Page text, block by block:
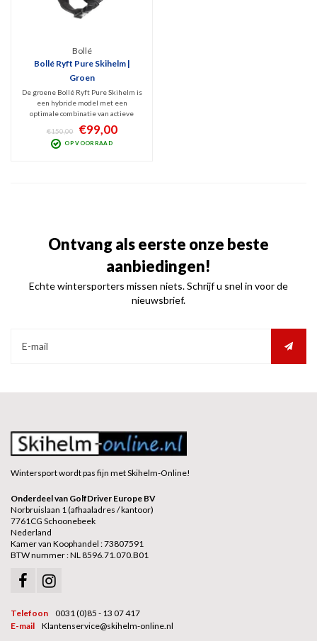
Bollé
Bollé Ryft Pure Skihelm |
Groen
De groene Bollé Ryft Pure Skihelm is
een hybride model met een
optimale combinatie van actieve
ventilatie, stoer design en
veiligheid. Geschikt voor zowel
allround skiërs als snowboarders die
€150,00 €99,00
OP VOORRAAD
Ontvang als eerste onze beste
aanbiedingen!
Echte wintersporters missen niets. Schrijf u snel in voor de
nieuwsbrief.
Wintersport wordt pas fijn met Skihelm-Online!
Onderdeel van GolfDriver Europe BV
Norbruislaan 1 (afhaaladres / kantoor)
7761CG Schoonebeek
Nederland
Kamer van Koophandel : 73807591
BTW nummer : NL 8596.71.070.B01
Telefoon
0031 (0)85 - 13 07 417
E-mail
Klantenservice@skihelm-online.nl